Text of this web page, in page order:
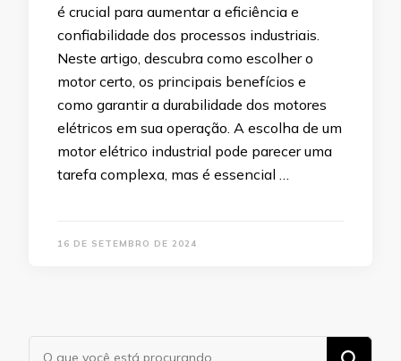
é crucial para aumentar a eficiência e
confiabilidade dos processos industriais.
Neste artigo, descubra como escolher o
motor certo, os principais benefícios e
como garantir a durabilidade dos motores
elétricos em sua operação. A escolha de um
motor elétrico industrial pode parecer uma
tarefa complexa, mas é essencial …
16 DE SETEMBRO DE 2024
Procurando